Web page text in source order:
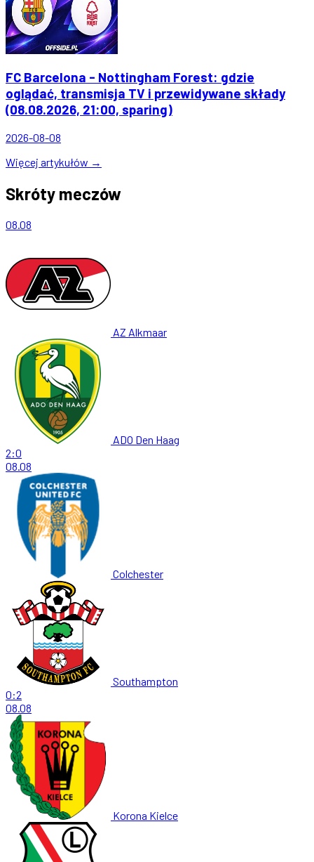
FC Barcelona - Nottingham Forest: gdzie
oglądać, transmisja TV i przewidywane składy
(08.08.2026, 21:00, sparing)
2026-08-08
Więcej artykułów →
Skróty meczów
08.08
AZ Alkmaar
ADO Den Haag
2:0
08.08
Colchester
Southampton
0:2
08.08
Korona Kielce